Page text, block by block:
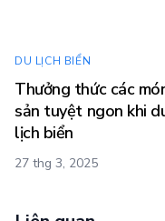
DU LỊCH BIỂN
Thưởng thức các
sản tuyệt ngon khi
lịch biển
27 thg 3, 2025